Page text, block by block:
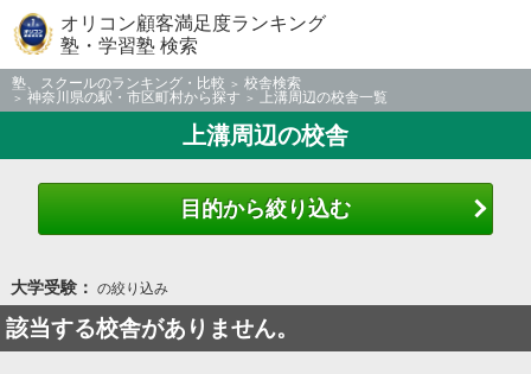
オリコン顧客満足度ランキング
塾・学習塾 検索
塾、スクールのランキング・比較
校舎検索
神奈川県の駅・市区町村から探す
上溝周辺の校舎一覧
上溝周辺の校舎
目的から絞り込む
大学受験： の絞り込み
該当する校舎がありません。